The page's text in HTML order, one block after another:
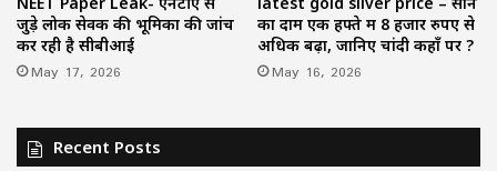
जुड़े लोक सेवक की भूमिका की जांच
कर रही है सीबीआई
May 17, 2026
का दाम एक हफ्ते में 8 हजार रुपए से
अधिक बढ़ा, जानिए चांदी कहाँ पर ?
May 16, 2026
Recent Posts